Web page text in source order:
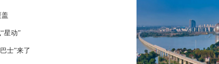
盖
星动”
士”来了